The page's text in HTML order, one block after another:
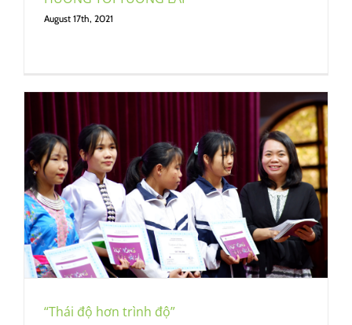
August 17th, 2021
“Thái độ hơn trình độ”